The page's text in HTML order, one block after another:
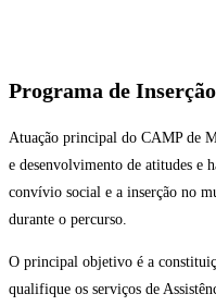
Programa de
Atuação principal do CAMP de
e desenvolvimento de atitudes e
convívio social e a inserção no
durante o percurso.
O principal objetivo é a
qualifique os serviços de